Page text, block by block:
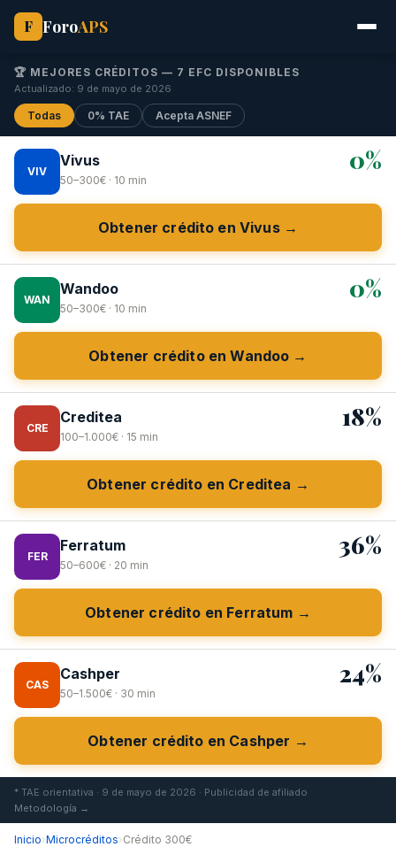
F ForoAPS
🏆 MEJORES CRÉDITOS — 7 EFC DISPONIBLES
Actualizado: 9 de mayo de 2026
Todas 0% TAE Acepta ASNEF
VIV
Vivus
50–300€ · 10 min
0%
Obtener crédito en Vivus →
WAN
Wandoo
50–300€ · 10 min
0%
Obtener crédito en Wandoo →
CRE
Creditea
100–1.000€ · 15 min
18%
Obtener crédito en Creditea →
FER
Ferratum
50–600€ · 20 min
36%
Obtener crédito en Ferratum →
CAS
Cashper
50–1.500€ · 30 min
24%
Obtener crédito en Cashper →
* TAE orientativa · 9 de mayo de 2026 · Publicidad de afiliado
Metodología →
Inicio›Microcréditos›Crédito 300€